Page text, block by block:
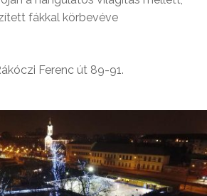
fákkal körbevéve
Ferenc út 89-91.